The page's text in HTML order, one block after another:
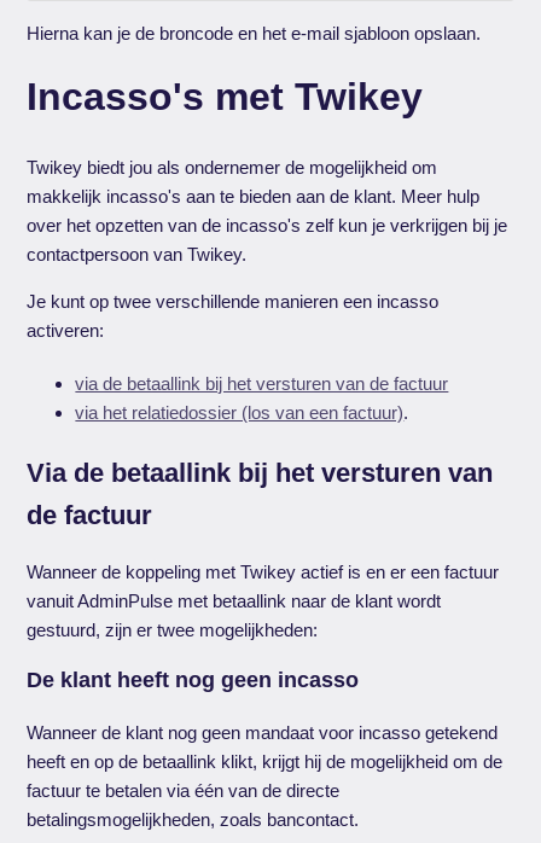
Hierna kan je de broncode en het e-mail sjabloon opslaan.
Incasso's met Twikey
Twikey biedt jou als ondernemer de mogelijkheid om
makkelijk incasso's aan te bieden aan de klant. Meer hulp
over het opzetten van de incasso's zelf kun je verkrijgen bij je
contactpersoon van Twikey.
Je kunt op twee verschillende manieren een incasso
activeren:
via de betaallink bij het versturen van de factuur
via het relatiedossier (los van een factuur).
Via de betaallink bij het versturen van
de factuur
Wanneer de koppeling met Twikey actief is en er een factuur
vanuit AdminPulse met betaallink naar de klant wordt
gestuurd, zijn er twee mogelijkheden:
De klant heeft nog geen incasso
Wanneer de klant nog geen mandaat voor incasso getekend
heeft en op de betaallink klikt, krijgt hij de mogelijkheid om de
factuur te betalen via één van de directe
betalingsmogelijkheden, zoals bancontact.